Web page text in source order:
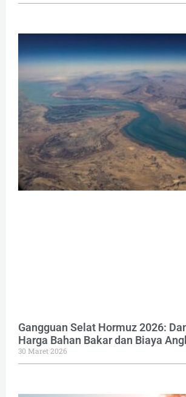
Gangguan Selat Hormuz 2026:
Harga Bahan Bakar dan Biaya
30 Maret 2026